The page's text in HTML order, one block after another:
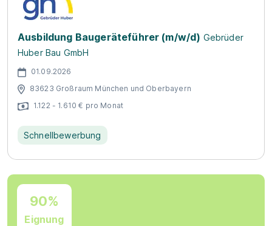
Ausbildung Baugeräteführer (m/w/d) Gebrüder
Huber Bau GmbH
01.09.2026
83623 Großraum München und Oberbayern
1.122 - 1.610 € pro Monat
Schnellbewerbung
90%
Eignung